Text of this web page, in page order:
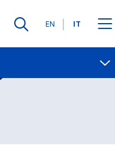
Lingue
EN IT
Contatti
Open